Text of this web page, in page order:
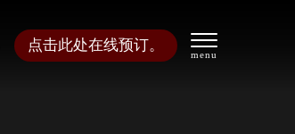
点击此处在线预订。